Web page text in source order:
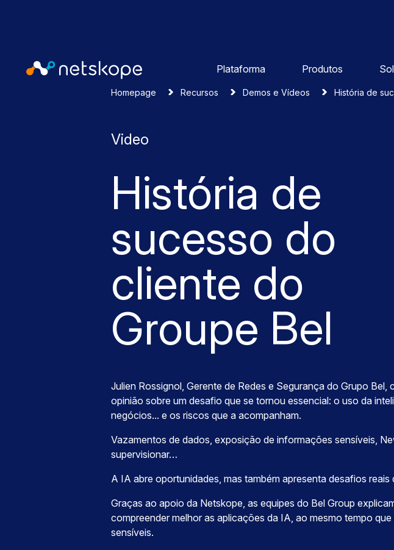
Plataforma Produtos
Homepage Recursos Demos e Vídeos História de
Video
História de
sucesso do
cliente do
Groupe Bel
Julien Rossignol, Gerente de Redes e Segurança do Grupo Bel,
opinião sobre um desafio que se tornou essencial: o uso da
negócios... e os riscos que a acompanham.
Vazamentos de dados, exposição de informações sensíveis,
supervisionar…
A IA abre oportunidades, mas também apresenta desafios reais
Graças ao apoio da Netskope, as equipes do Bel Group
compreender melhor as aplicações da IA, ao mesmo tempo
sensíveis.